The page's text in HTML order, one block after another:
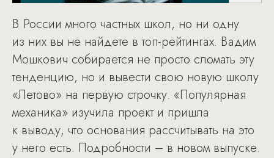
В России много частных школ, но ни одну
из них вы не найдете в топ-рейтингах. Вадим
Мошкович собирается не просто сломать эту
тенденцию, но и вывести свою новую школу
«Летово» на первую строчку. «Популярная
механика» изучила проект и пришла
к выводу, что основания рассчитывать на это
у него есть. Подробности – в новом выпуске.